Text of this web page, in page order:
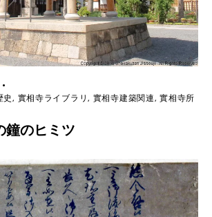
史, 實相寺ライブラリ, 實相寺建築関連,實相寺所
鐘のヒミツ